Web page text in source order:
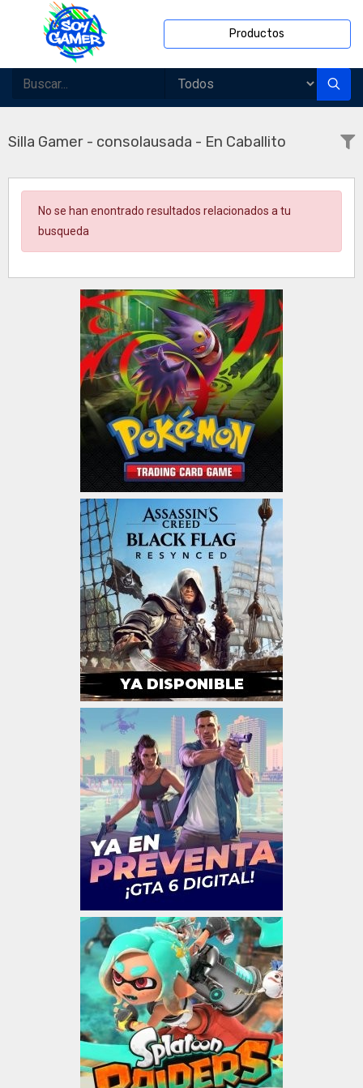
Productos
Silla Gamer - consolausada - En Caballito
No se han enontrado resultados relacionados a tu
busqueda